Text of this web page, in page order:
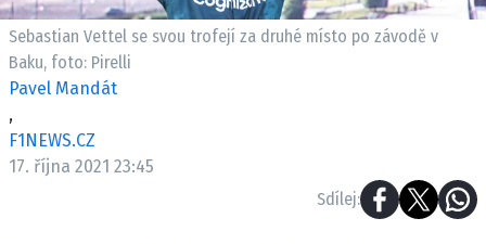
ETICKÝ KODEX
OSOBNÍ ÚDAJE / COOKIES
Sebastian Vettel se svou trofejí za druhé místo po závodě v
Baku, foto: Pirelli
Pavel Mandát
,
F1NEWS.CZ
17. října 2021 23:45
Sdílej: